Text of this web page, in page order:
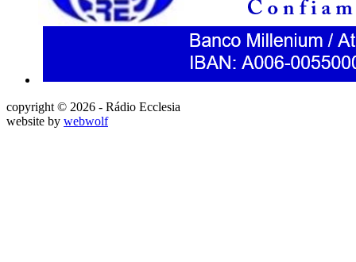
copyright © 2026 - Rádio Ecclesia
website by webwolf